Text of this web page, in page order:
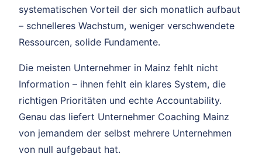
systematischen Vorteil der sich monatlich aufbaut
– schnelleres Wachstum, weniger verschwendete
Ressourcen, solide Fundamente.
Die meisten Unternehmer in Mainz fehlt nicht
Information – ihnen fehlt ein klares System, die
richtigen Prioritäten und echte Accountability.
Genau das liefert Unternehmer Coaching Mainz
von jemandem der selbst mehrere Unternehmen
von null aufgebaut hat.